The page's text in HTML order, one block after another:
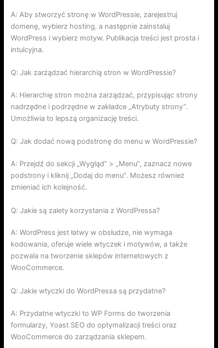
A: Aby stworzyć stronę w WordPressie, zarejestruj
domenę, wybierz hosting, a następnie zainstaluj
WordPress i wybierz motyw. Publikacja treści jest prosta i
intuicyjna.
Q: Jak zarządzać hierarchią stron w WordPressie?
A: Hierarchię stron można zarządzać, przypisując strony
nadrzędne i podrzędne w zakładce „Atrybuty strony”.
Umożliwia to lepszą organizację treści.
Q: Jak dodać nową podstronę do menu w WordPressie?
A: Przejdź do sekcji „Wygląd” > „Menu”, zaznacz nowe
podstrony i kliknij „Dodaj do menu”. Możesz również
zmieniać ich kolejność.
Q: Jakie są zalety korzystania z WordPressa?
A: WordPress jest łatwy w obsłudze, nie wymaga
kodowania, oferuje wiele wtyczek i motywów, a także
pozwala na tworzenie sklepów internetowych z
WooCommerce.
Q: Jakie wtyczki do WordPressa są przydatne?
A: Przydatne wtyczki to WP Forms do tworzenia
formularzy, Yoast SEO do optymalizacji treści oraz
WooCommerce do zarządzania sklepem.